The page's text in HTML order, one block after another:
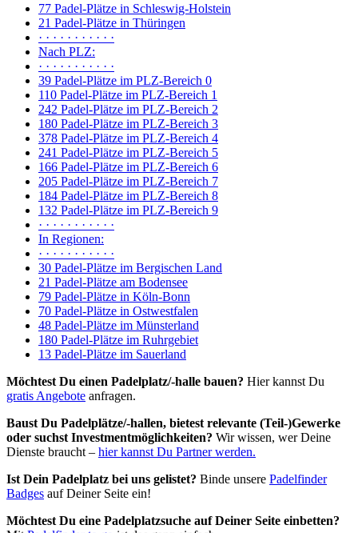
77 Padel-Plätze in Schleswig-Holstein
21 Padel-Plätze in Thüringen
· · · · · · · · · · ·
Nach PLZ:
· · · · · · · · · · ·
39 Padel-Plätze im PLZ-Bereich 0
110 Padel-Plätze im PLZ-Bereich 1
242 Padel-Plätze im PLZ-Bereich 2
180 Padel-Plätze im PLZ-Bereich 3
378 Padel-Plätze im PLZ-Bereich 4
241 Padel-Plätze im PLZ-Bereich 5
166 Padel-Plätze im PLZ-Bereich 6
205 Padel-Plätze im PLZ-Bereich 7
184 Padel-Plätze im PLZ-Bereich 8
132 Padel-Plätze im PLZ-Bereich 9
· · · · · · · · · · ·
In Regionen:
· · · · · · · · · · ·
30 Padel-Plätze im Bergischen Land
21 Padel-Plätze am Bodensee
79 Padel-Plätze in Köln-Bonn
70 Padel-Plätze in Ostwestfalen
48 Padel-Plätze im Münsterland
180 Padel-Plätze im Ruhrgebiet
13 Padel-Plätze im Sauerland
Möchtest Du einen Padelplatz/-halle bauen? Hier kannst Du
gratis Angebote anfragen.
Baust Du Padel­plätze/-hallen, bietest relevante (Teil-)Gewerke
oder suchst In­vest­ment­möglich­keiten? Wir wissen, wer Deine
Dienste braucht – hier kannst Du Partner werden.
Ist Dein Padelplatz bei uns gelistet? Binde unsere Padelfinder
Badges auf Deiner Seite ein!
Möchtest Du eine Padelplatzsuche auf Deiner Seite einbetten?